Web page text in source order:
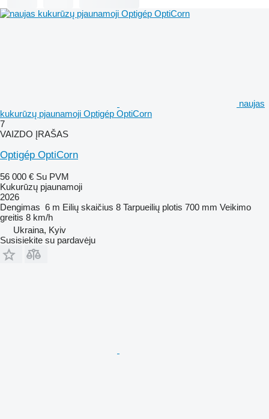
naujas
kukurūzų pjaunamoji Optigép OptiCorn
7
VAIZDO ĮRAŠAS
Optigép OptiCorn
56 000 € Su PVM
Kukurūzų pjaunamoji
2026
Dengimas 6 m Eilių skaičius 8 Tarpueilių plotis 700 mm Veikimo
greitis 8 km/h
Ukraina, Kyiv
Susisiekite su pardavėju